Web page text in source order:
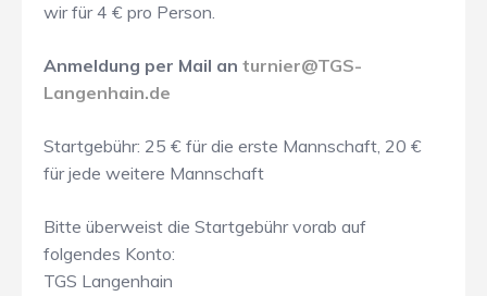
wir für 4 € pro Person.
Anmeldung per Mail an turnier@TGS-
Langenhain.de
Startgebühr: 25 € für die erste Mannschaft, 20 €
für jede weitere Mannschaft
Bitte überweist die Startgebühr vorab auf
folgendes Konto:
TGS Langenhain